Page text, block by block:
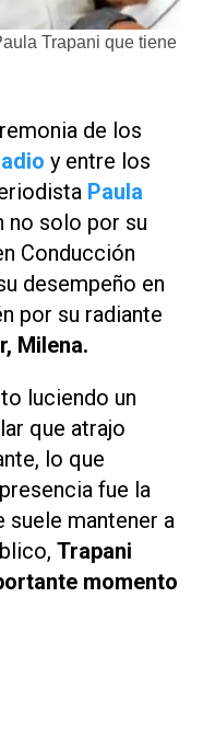
Trapani que tiene
de los
y entre los
Paula
no solo por su
Conducción
desempeño en
por su radiante
Milena.
luciendo un
que atrajo
lo que
fue la
suele mantener a
Trapani
momento